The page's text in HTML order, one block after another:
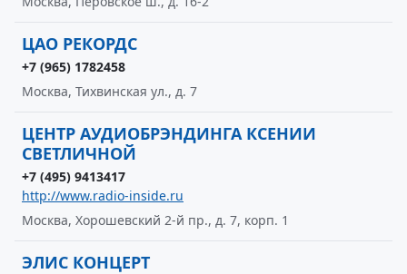
ЦАО РЕКОРДС
+7 (965) 1782458
Москва, Тихвинская ул., д. 7
ЦЕНТР АУДИОБРЭНДИНГА КСЕНИИ
СВЕТЛИЧНОЙ
+7 (495) 9413417
http://www.radio-inside.ru
Москва, Хорошевский 2-й пр., д. 7, корп. 1
ЭЛИС КОНЦЕРТ